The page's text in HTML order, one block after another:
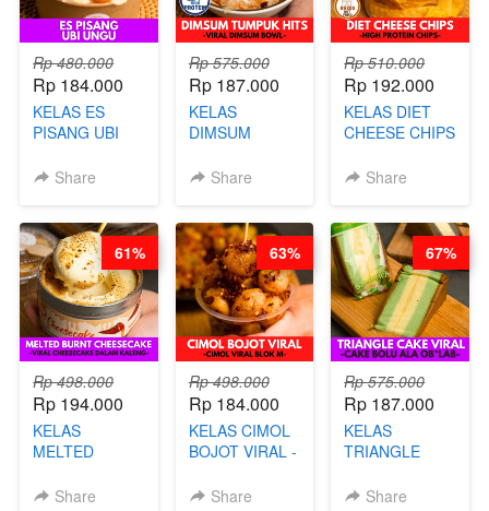
Rp 480.000
Rp 184.000
KELAS ES
PISANG UBI
CHEF DITA
Share
Rp 575.000
Rp 187.000
KELAS
DIMSUM
- VIRAL
STEPHANIE
Share
Rp 510.000
Rp 192.000
KELAS DIET
CHEESE CHIPS
PROTEIN
Share
Rp 498.000
Rp 194.000
KELAS
MELTED
CHEESECAKE -
Share
61%
Rp 498.000
Rp 184.000
KELAS CIMOL
BOJOT VIRAL -
BLOK M -BY
Share
63%
Rp 575.000
Rp 187.000
KELAS
TRIANGLE
CAKE BOLU
Share
67%